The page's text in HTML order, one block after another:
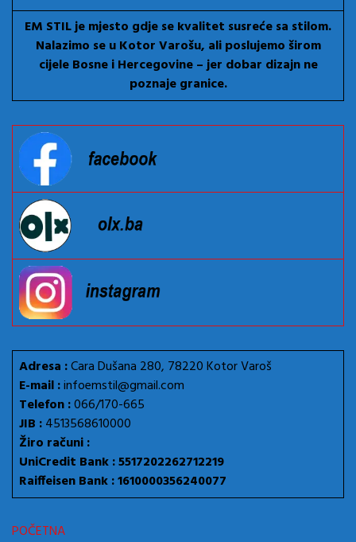
EM STIL je mjesto gdje se kvalitet susreće sa stilom.
Nalazimo se u Kotor Varošu, ali poslujemo širom
cijele Bosne i Hercegovine – jer dobar dizajn ne
poznaje granice.
Adresa :Cara Dušana 280, 78220 Kotor Varoš
E-mail :infoemstil@gmail.com
Telefon :066/170-665
JIB :4513568610000
Žiro računi :
UniCredit Bank : 5517202262712219
Raiffeisen Bank : 1610000356240077
POČETNA